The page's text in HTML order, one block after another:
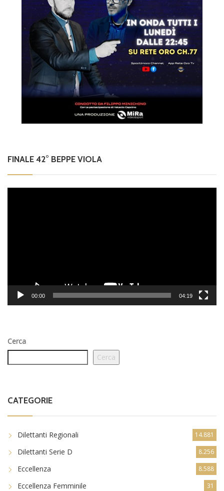
FINALE 42° BEPPE VIOLA
00:00 04:19
Cerca
Cerca
CATEGORIE
Dilettanti Regionali 14.881
Dilettanti Serie D 8.256
Eccellenza 8.588
Eccellenza Femminile 31